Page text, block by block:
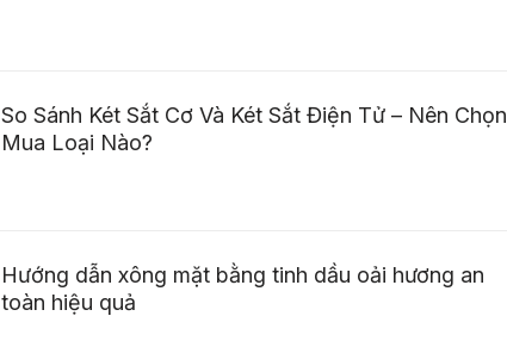
So Sánh Két Sắt Cơ Và Két Sắt Điện Tử – Nên Chọn
Mua Loại Nào?
Hướng dẫn xông mặt bằng tinh dầu oải hương an
toàn hiệu quả